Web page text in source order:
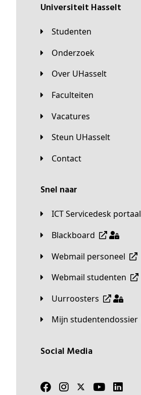
universiteit Hasselt
Studenten
Onderzoek
Over UHasselt
Faculteiten
Vacatures
Steun UHasselt
Contact
Snel naar
ICT Servicedesk portaal
Blackboard
Webmail personeel
Webmail studenten
Uurroosters
Mijn studentendossier
Social Media